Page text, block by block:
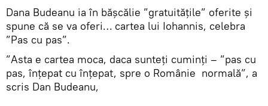
Dana Budeanu ia în bășcălie ”gratuitățile” oferite și
spune că se va oferi… cartea lui Iohannis, celebra
”Pas cu pas”.
”Asta e cartea moca, daca sunteți cuminți – ”pas cu
pas, înțepat cu înțepat, spre o Românie normală”, a
scris Dan Budeanu,